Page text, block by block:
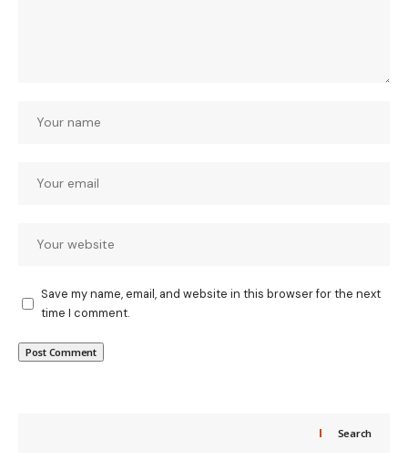
Save my name, email, and website in this browser for the next
time I comment.
Search